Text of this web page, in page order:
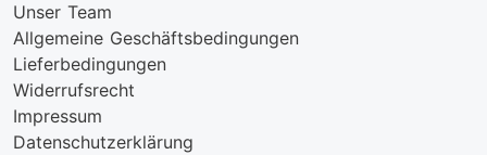
Unser Team
Allgemeine Geschäftsbedingungen
Lieferbedingungen
Widerrufsrecht
Impressum
Datenschutzerklärung